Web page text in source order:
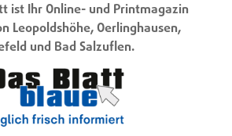
ist Ihr Online- und Printmagazin
Leopoldshöhe, Oerlinghausen,
und Bad Salzuflen.